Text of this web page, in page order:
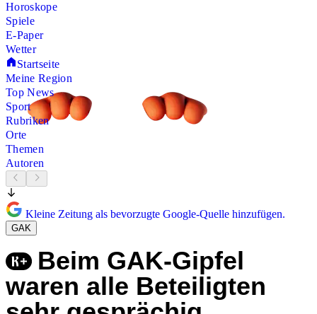
Horoskope
Spiele
E-Paper
Wetter
Startseite
Meine Region
Top News
Sport
Rubriken
Orte
Themen
Autoren
Kleine Zeitung als bevorzugte Google-Quelle hinzufügen.
GAK
Beim GAK-Gipfel
waren alle Beteiligten